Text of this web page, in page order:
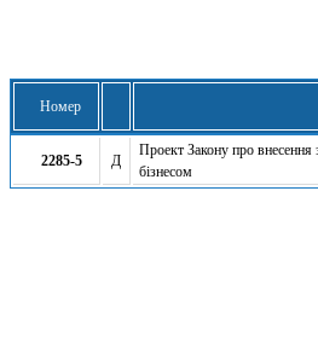
Номер
2285-5 Д
Проект Закону про внесення
бізнесом